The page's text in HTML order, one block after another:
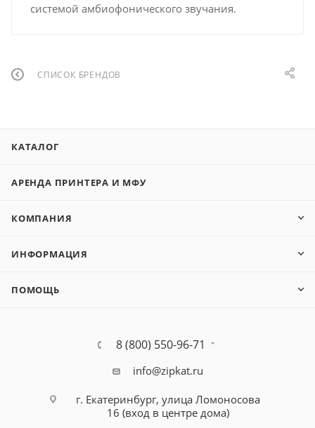
системой амбиофонического звучания.
СПИСОК БРЕНДОВ
КАТАЛОГ
АРЕНДА ПРИНТЕРА И МФУ
КОМПАНИЯ
ИНФОРМАЦИЯ
ПОМОЩЬ
8 (800) 550-96-71
info@zipkat.ru
г. Екатеринбург, улица Ломоносова
16 (вход в центре дома)